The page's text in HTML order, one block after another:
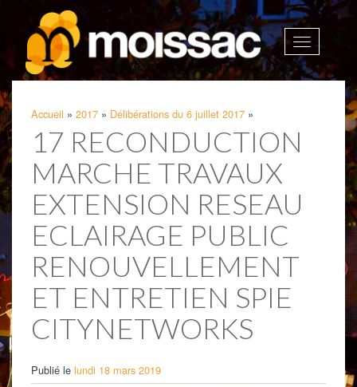
Afficher
la
Accueil » 2017 » Délibérations du 6 juillet 2017 »
17 RECONDUCTION
MARCHE TRAVAUX
EXTENSION RESEAU
ECLAIRAGE PUBLIC
RENOUVELLEMENT
ET ENTRETIEN SPIE
CITYNETWORKS
Publié le lundi 18 mars 2019